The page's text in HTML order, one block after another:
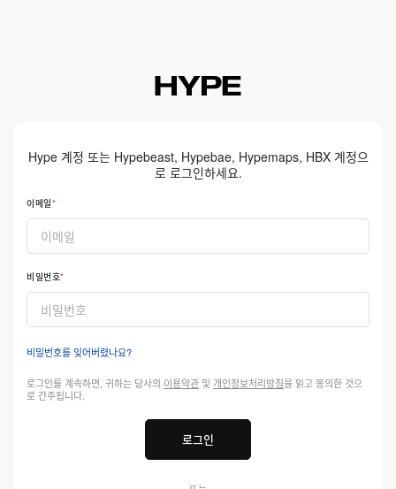
Hype 계정 또는 Hypebeast, Hypebae, Hypemaps, HBX 계정으
로 로그인하세요.
이메일
비밀번호
비밀번호를 잊어버렸나요?
로그인를 계속하면, 귀하는 당사의 이용약관 및 개인정보처리방침을 읽고 동의한 것으
로 간주됩니다.
로그인